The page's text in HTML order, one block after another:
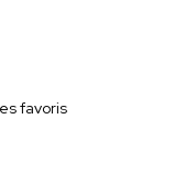
favoris